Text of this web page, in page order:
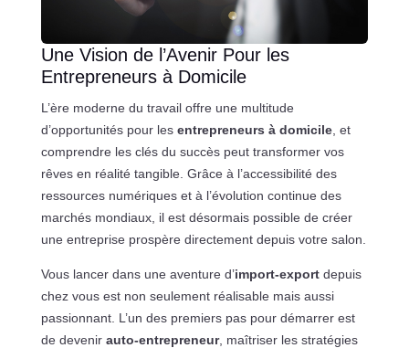
Une Vision de l’Avenir Pour les
Entrepreneurs à Domicile
L’ère moderne du travail offre une multitude
d’opportunités pour les entrepreneurs à domicile, et
comprendre les clés du succès peut transformer vos
rêves en réalité tangible. Grâce à l’accessibilité des
ressources numériques et à l’évolution continue des
marchés mondiaux, il est désormais possible de créer
une entreprise prospère directement depuis votre salon.
Vous lancer dans une aventure d’import-exportdepuis
chez vous est non seulement réalisable mais aussi
passionnant. L’un des premiers pas pour démarrer est
de devenir auto-entrepreneur, maîtriser les stratégies